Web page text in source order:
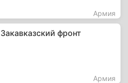
Армия
Закавказский фронт
Армия